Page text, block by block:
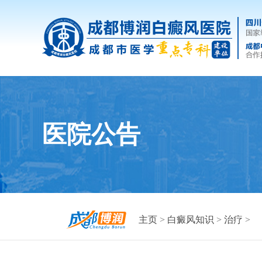
医院公告
主页 > 白癜风知识 > 治疗 >